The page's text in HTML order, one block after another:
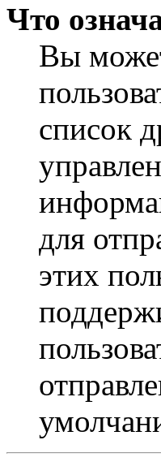
Что
Вы
список
для
этих